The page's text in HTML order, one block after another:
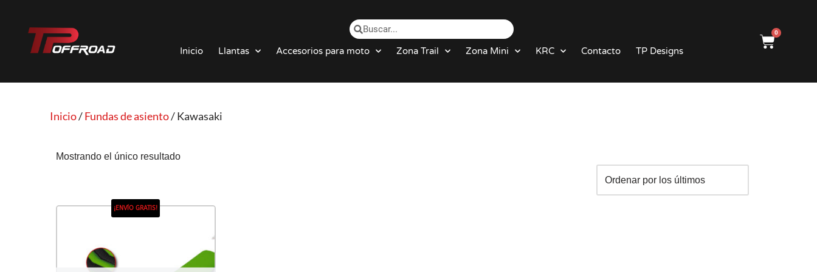
Saltar
Inicio Llantas Accesorios para moto Zona Trail Zona Mini KRC Contacto TP Designs
0
Inicio/Fundas de asiento/ Kawasaki
Mostrando el único resultado
¡ENVÍO GRATIS!